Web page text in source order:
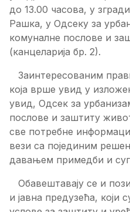
до 13.00 часова, у
Рашка, у Одсеку за
комуналне послове и
(канцеларија бр. 2).
Заинтересованим
која врше увид у
увид, Одсек за
послове и заштиту
све потребне
вези са појединим
давањем примедби и
Обавештавају се и
и јавна предузећа, који